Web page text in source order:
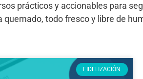
prácticos y accionables para
quemado, todo fresco y libre de
FIDELIZACIÓN